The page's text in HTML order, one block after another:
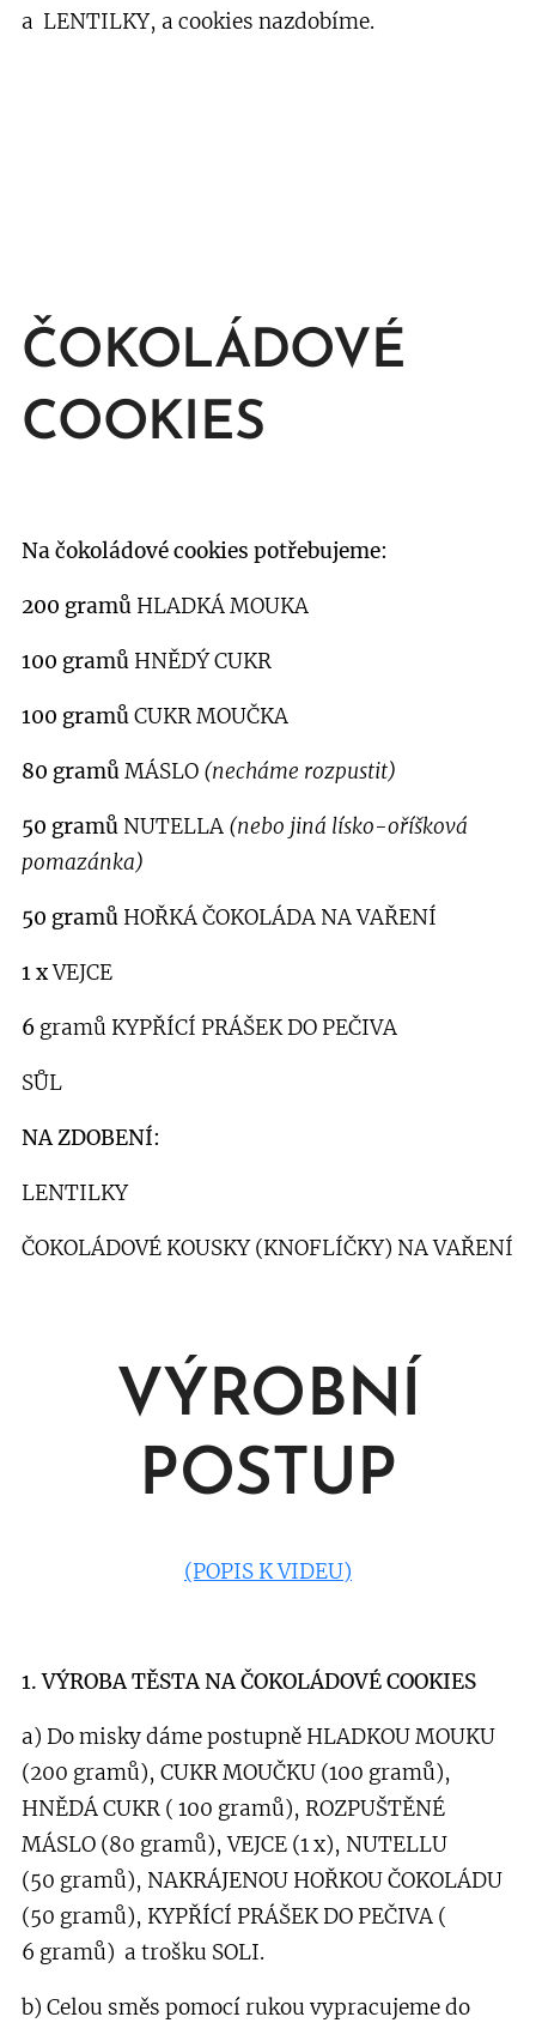
a LENTILKY, a cookies nazdobíme.
ČOKOLÁDOVÉ
COOKIES
Na čokoládové cookies potřebujeme:
200 gramů HLADKÁ MOUKA
100 gramů HNĚDÝ CUKR
100 gramůCUKR MOUČKA
80 gramůMÁSLO (necháme rozpustit)
50 gramů NUTELLA (nebo jiná lísko-oříšková
pomazánka)
50 gramů HOŘKÁ ČOKOLÁDA NA VAŘENÍ
1 xVEJCE
6 gramů KYPŘÍCÍ PRÁŠEK DO PEČIVA
SŮL
NA ZDOBENÍ:
LENTILKY
ČOKOLÁDOVÉ KOUSKY (KNOFLÍČKY) NA VAŘENÍ
VÝROBNÍ
POSTUP
(POPIS K VIDEU)
1. VÝROBA TĚSTA NA ČOKOLÁDOVÉ COOKIES
a) Do misky dáme postupně HLADKOU MOUKU
(200 gramů), CUKR MOUČKU (100 gramů),
HNĚDÁ CUKR ( 100 gramů), ROZPUŠTĚNÉ
MÁSLO (80 gramů), VEJCE (1 x), NUTELLU
(50 gramů), NAKRÁJENOU HOŘKOU ČOKOLÁDU
(50 gramů), KYPŘÍCÍ PRÁŠEK DO PEČIVA (
6 gramů) a trošku SOLI.
b) Celou směs pomocí rukou vypracujeme do